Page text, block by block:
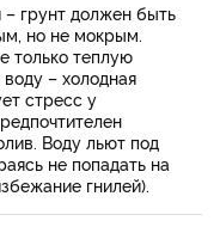
– грунт должен быть
но не мокрым.
только теплую
– холодная
стресс у
Воду льют под
не попадать на
гнилей).